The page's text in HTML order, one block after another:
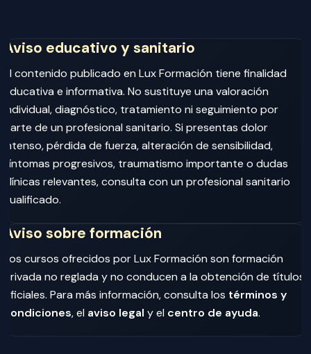
Aviso educativo y sanitario
El contenido publicado en Lux Formación tiene finalidad
educativa e informativa. No sustituye una valoración
individual, diagnóstico, tratamiento ni seguimiento por
parte de un profesional sanitario. Si presentas dolor
intenso, pérdida de fuerza, alteración de sensibilidad,
síntomas progresivos, traumatismo importante o dudas
clínicas relevantes, consulta con un profesional sanitario
cualificado.
Aviso sobre formación
Los cursos ofrecidos por Lux Formación son formación
privada no reglada y no conducen a la obtención de títulos
oficiales. Para más información, consulta los términos y
condiciones, el aviso legal y el centro de ayuda.